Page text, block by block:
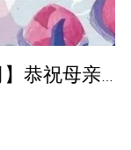
【广东德远科技股份有限公司】恭祝母亲节快乐！